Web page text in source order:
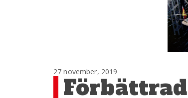
27 november, 2019